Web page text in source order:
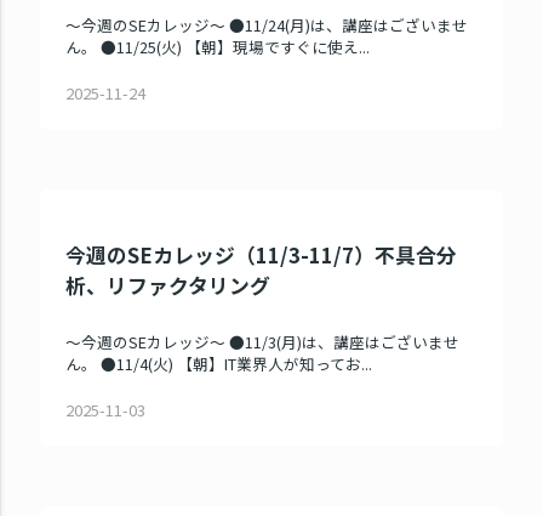
～今週のSEカレッジ～ ●11/24(月)は、講座はございませ
ん。 ●11/25(火) 【朝】現場ですぐに使え...
2025-11-24
今週のSEカレッジ（11/3-11/7）不具合分
析、リファクタリング
～今週のSEカレッジ～ ●11/3(月)は、講座はございませ
ん。 ●11/4(火) 【朝】IT業界人が知ってお...
2025-11-03